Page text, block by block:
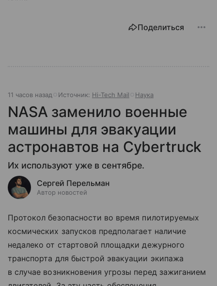
Поделиться
11 часов назад Источник: Hi-Tech Mail Наука
NASA заменило военные
машины для эвакуации
астронавтов на Cybertruck
Их используют уже в сентябре.
Сергей Перельман
Автор новостей
Протокол безопасности во время пилотируемых
космических запусков предполагает наличие
недалеко от стартовой площадки дежурного
транспорта для быстрой эвакуации экипажа
в случае возникновения угрозы перед зажиганием